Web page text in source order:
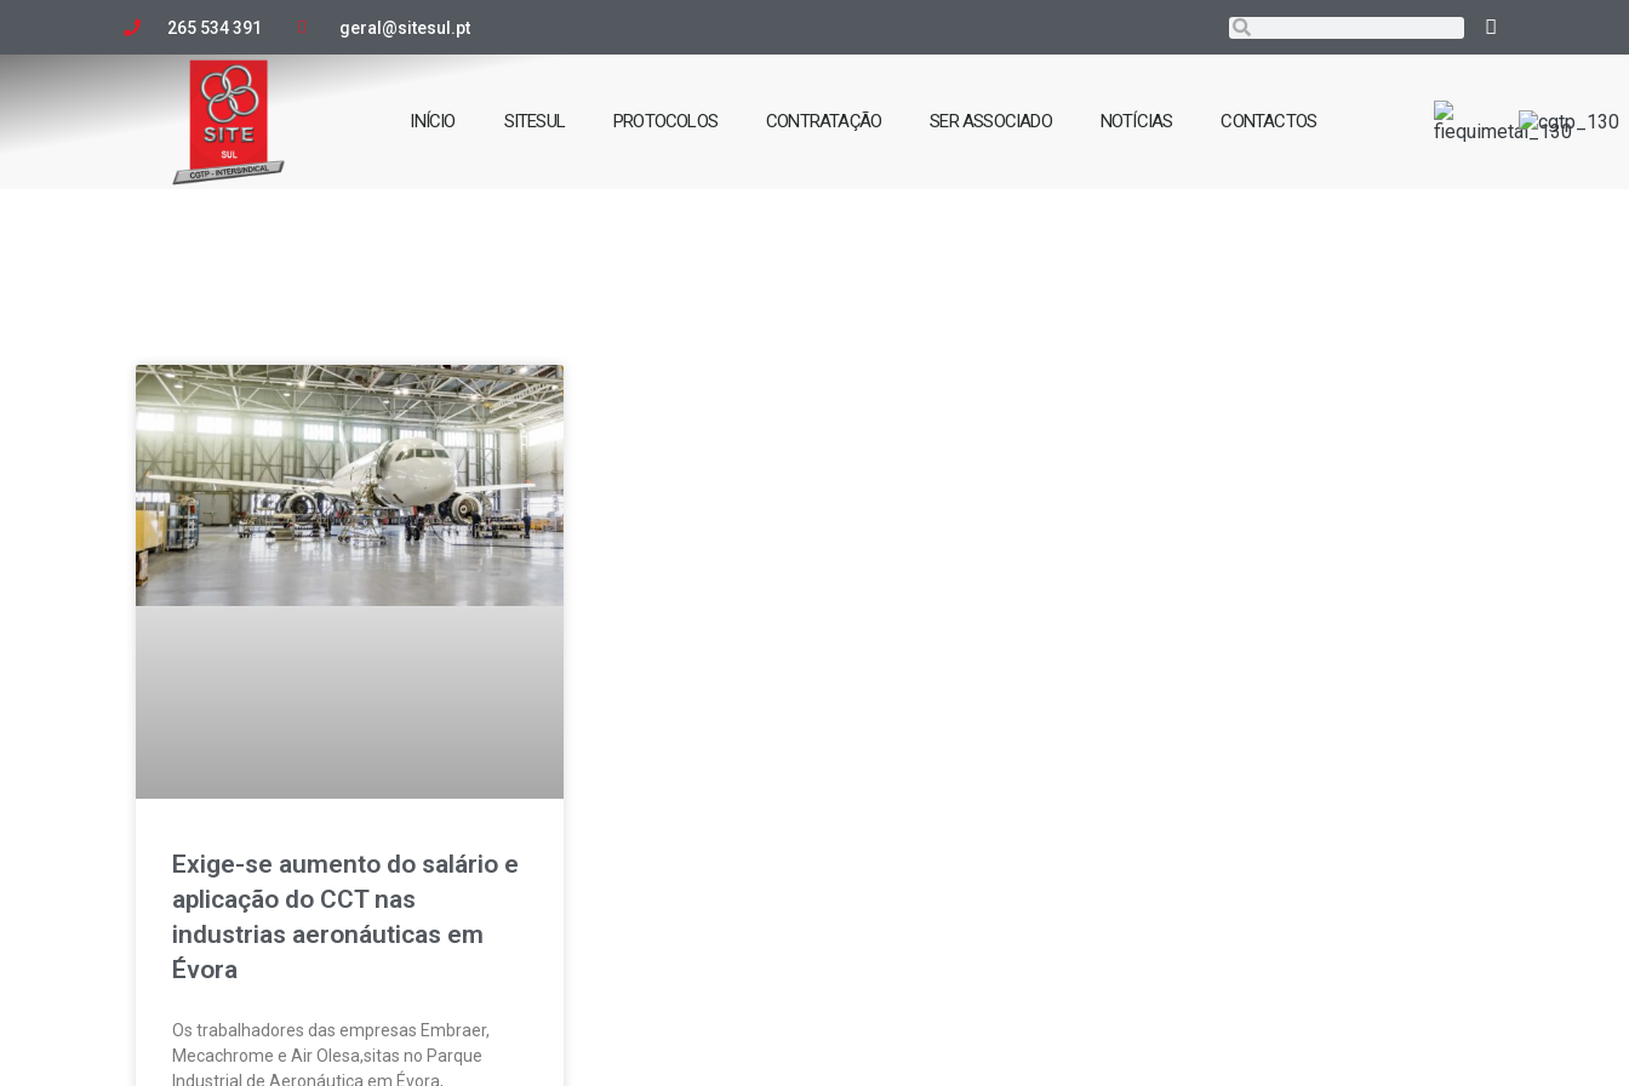
265 534 391 geral@sitesul.pt
INÍCIO SITESUL PROTOCOLOS CONTRATAÇÃO SER ASSOCIADO NOTÍCIAS CONTACTOS
Exige-se aumento do salário e
aplicação do CCT nas
industrias aeronáuticas em
Évora
Os trabalhadores das empresas Embraer,
Mecachrome e Air Olesa,sitas no Parque
Industrial de Aeronáutica em Évora,